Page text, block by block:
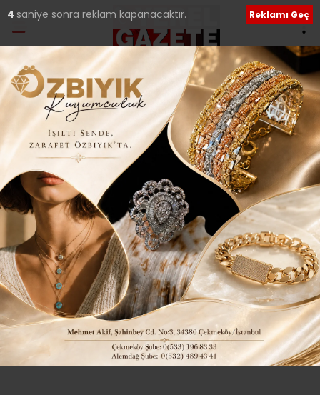
Etiket:Nurol Sitesi
LÜKS SİTE İÇERİSİNDEKİ HAZİNE GİBİ MİLLET
MÜLKÜ HALKIN HİZMETİNE AÇILIYOR..
31 Mart seçimlerinde halkın büyük desteğiyle işbaşına
gelen Çekmeköy Belediye Başkanı Orhan Çerkez ve
yönetiminin
16 Kasım 2024 Cumartesi 12:37
4 saniye sonra reklam kapanacaktır. Reklamı Geç
Sosyal medya hesaplarımızı keşfedin